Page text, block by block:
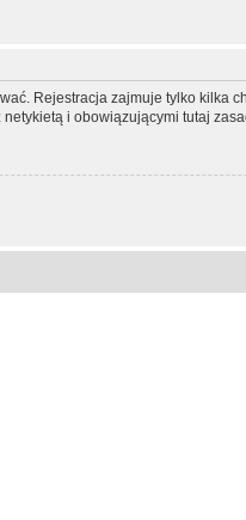
Rejestracja zajmuje tylko kilka
i obowiązującymi tutaj